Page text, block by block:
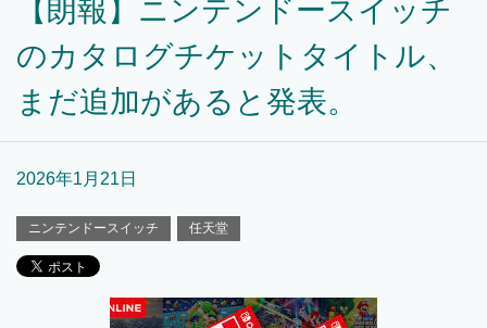
【朗報】ニンテンドースイッチ
のカタログチケットタイトル、
まだ追加があると発表。
2026年1月21日
ニンテンドースイッチ 任天堂